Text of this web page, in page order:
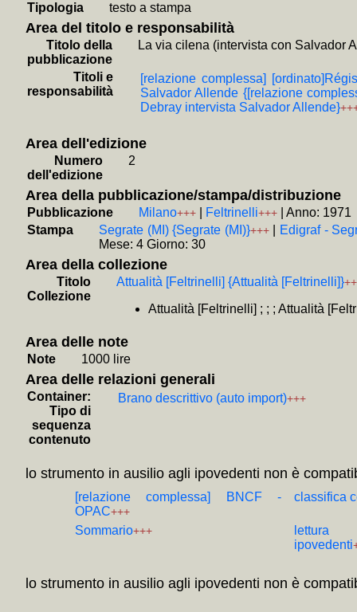
+L'
+
+Gli
+I
+La
+
+La
Kahn
+
Robert
Laird
+
Tipologia testo a stampa
Area del titolo e responsabilità
Titolo della
pubblicazione
La via cilena (intervista con Salvador
Titoli e
responsabilità
[relazione complessa]
Salvador Allende {[relazione
Debray intervista Salvador Allende}
Area dell'edizione
Numero
dell'edizione
2
Area della pubblicazione/stampa/distribuzione
Pubblicazione Milano+++ Feltrinelli+++
Anno: 1971
Stampa
Segrate (MI) {Segrate (MI)}+++
Edigraf -
Mese: 4 Giorno: 30
Area della collezione
Titolo
Collezione
Attualità [Feltrinelli] {Attualità [Feltrinelli]}
Attualità [Feltrinelli] ; ; ; Attualità
Area delle note
Note 1000 lire
Area delle relazioni generali
Container:
Tipo di
sequenza
contenuto
Brano descrittivo (auto import)+++
lo strumento in ausilio agli ipovedenti non è
[relazione complessa] BNCF -
OPAC+++
classifica
Sommario+++
lettura
ipovedenti
lo strumento in ausilio agli ipovedenti non è